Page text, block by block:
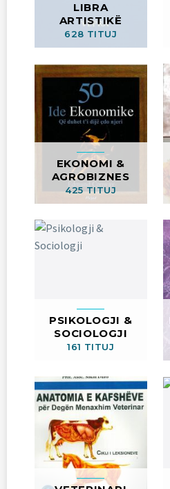
LIBRA
ARTISTIKË
628 TITUJ
EKONOMI &
AGROBIZNES
425 TITUJ
PSIKOLOGJI &
SOCIOLOGJI
161 TITUJ